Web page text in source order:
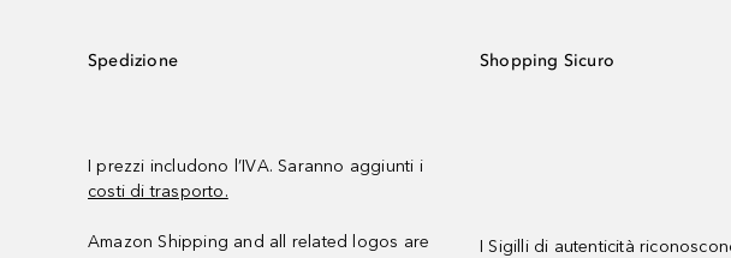
Spedizione
I prezzi includono l’IVA. Saranno aggiunti i
costi di trasporto.
Amazon Shipping and all related logos are
Shopping Sicuro
I Sigilli di autenticità